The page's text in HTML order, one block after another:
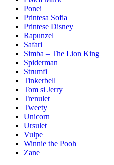
Ponei
Printesa Sofia
Printese Disney
Rapunzel
Safari
Simba – The Lion King
Spiderman
Strumfi
Tinkerbell
Tom si Jerry
Trenulet
Tweety
Unicorn
Ursulet
Vulpe
Winnie the Pooh
Zane